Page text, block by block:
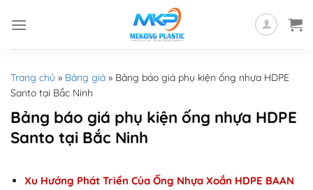
Trang chủ » Bảng giá » Bảng báo giá phụ kiện ống nhựa HDPE
Santo tại Bắc Ninh
Bảng báo giá phụ kiện ống nhựa HDPE
Santo tại Bắc Ninh
Xu Hướng Phát Triển Của Ống Nhựa Xoắn HDPE BAAN